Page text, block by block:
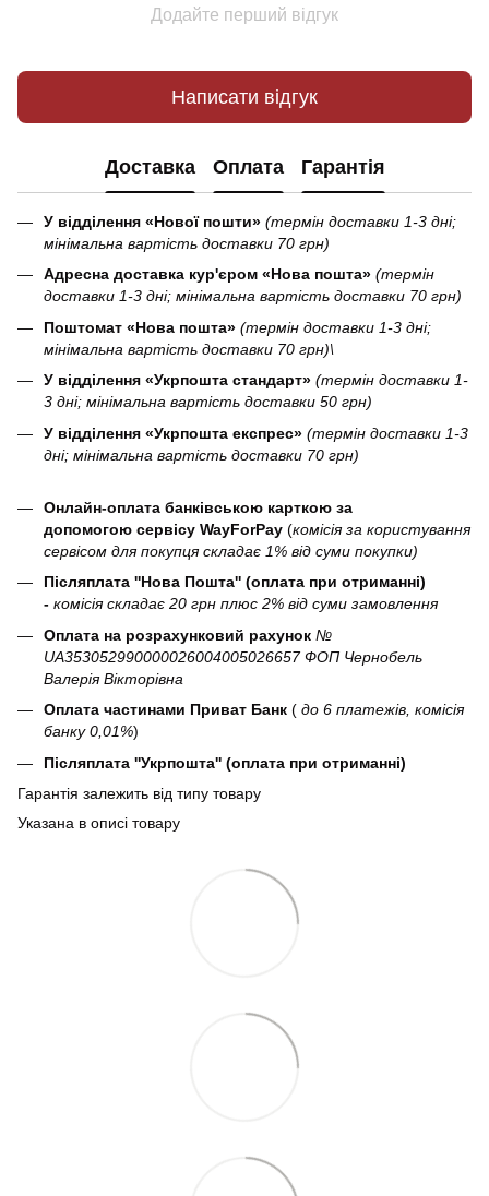
Додайте перший відгук
Написати відгук
Доставка Оплата Гарантія
У відділення «Нової пошти» (термін доставки 1-3 дні;
мінімальна вартість доставки 70 грн)
Адресна доставка кур'єром «Нова пошта» (термін
доставки 1-3 дні; мінімальна вартість доставки 70 грн)
Поштомат «Нова пошта» (термін доставки 1-3 дні;
мінімальна вартість доставки 70 грн)\
У відділення «Укрпошта стандарт» (термін доставки 1-
3 дні; мінімальна вартість доставки 50 грн)
У відділення «Укрпошта експрес» (термін доставки 1-3
дні; мінімальна вартість доставки 70 грн)
Онлайн-оплата банківською карткою за
допомогою сервісу WayForPay (комісія за користування
сервісом для покупця складає 1% від суми покупки)
Післяплата ''Нова Пошта'' (оплата при отриманні)
- комісія складає 20 грн плюс 2% від суми замовлення
Оплата на розрахунковий рахунок №
UA353052990000026004005026657 ФОП Чернобель
Валерія Вікторівна
Оплата частинами Приват Банк ( до 6 платежів, комісія
банку 0,01%)
Післяплата ''Укрпошта'' (оплата при отриманні)
Гарантія залежить від типу товару
Указана в описі товару